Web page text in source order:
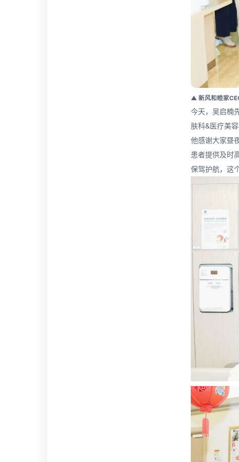
▲ 新风和睦家
今天，吴启楠
肤科&医疗美
他感谢大家昼
患者提供及时
保驾护航，这